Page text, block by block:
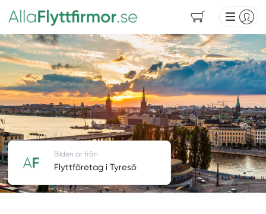
Bilden är från
Flyttföretag i Tyresö